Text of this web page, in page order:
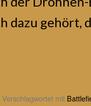
dazu gehört,
Verschlagwortet mit